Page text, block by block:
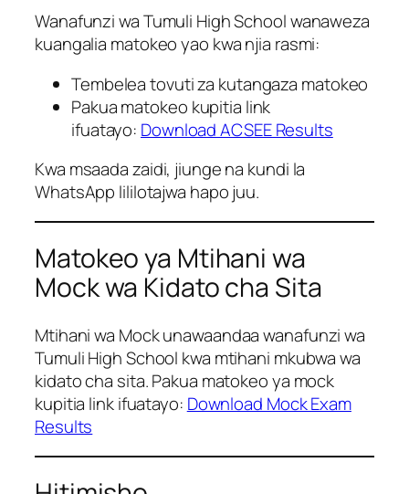
Wanafunzi wa Tumuli High School wanaweza
kuangalia matokeo yao kwa njia rasmi:
Tembelea tovuti za kutangaza matokeo
Pakua matokeo kupitia link
ifuatayo: Download ACSEE Results
Kwa msaada zaidi, jiunge na kundi la
WhatsApp lililotajwa hapo juu.
Matokeo ya Mtihani wa
Mock wa Kidato cha Sita
Mtihani wa Mock unawaandaa wanafunzi wa
Tumuli High School kwa mtihani mkubwa wa
kidato cha sita. Pakua matokeo ya mock
kupitia link ifuatayo: Download Mock Exam
Results